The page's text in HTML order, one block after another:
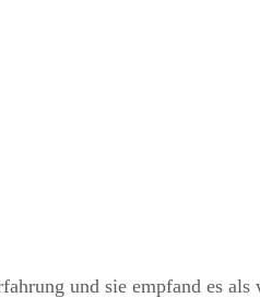
und sie empfand es